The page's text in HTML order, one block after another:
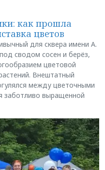
как прошла
цветов
для сквера имени А.
сводом сосен и берёз,
цветовой
Внештатный
между цветочными
заботливо выращенной